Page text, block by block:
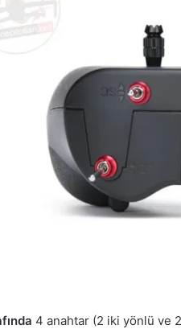
4 anahtar (2 iki yönlü ve